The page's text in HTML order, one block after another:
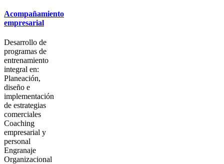
Acompañamiento
empresarial
Desarrollo de
programas de
entrenamiento
integral en:
Planeación,
diseño e
implementación
de estrategias
comerciales
Coaching
empresarial y
personal
Engranaje
Organizacional